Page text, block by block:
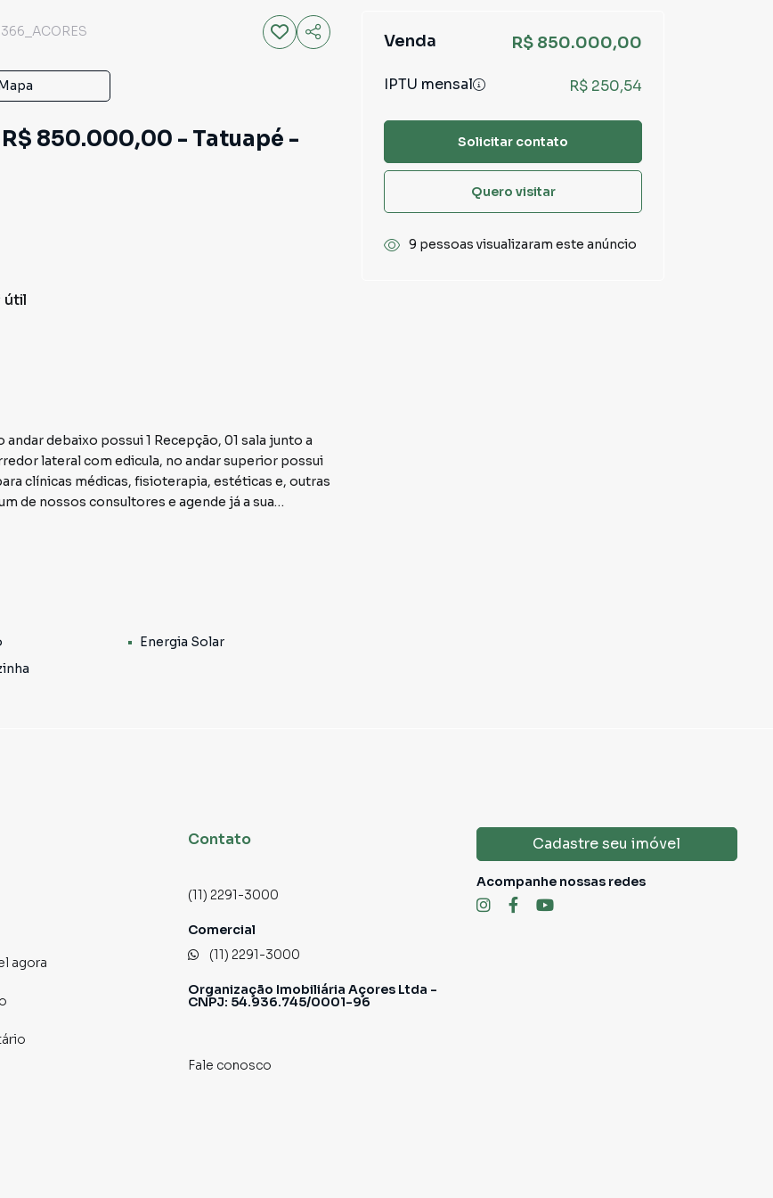
850.000,00 - Tatuapé -
útil
debaixo possui 1 Recepção, 01 sala junto a
lateral com edicula, no andar superior possui
clínicas médicas, fisioterapia, estéticas e, outras
de nossos consultores e agende já a sua
Energia Solar
Venda R$ 850.000,00
IPTU mensal R$ 250,54
Solicitar contato
Quero visitar
9 pessoas visualizaram este anúncio
agora
Contato
(11) 2291-3000
Comercial
(11) 2291-3000
Organização Imobiliária Açores Ltda -
CNPJ: 54.936.745/0001-96
Fale conosco
Cadastre seu imóvel
Acompanhe nossas redes